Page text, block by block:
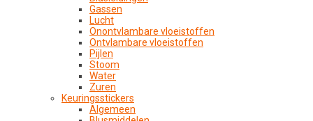
Gassen
Lucht
Onontvlambare vloeistoffen
Ontvlambare vloeistoffen
Pijlen
Stoom
Water
Zuren
Keuringsstickers
Algemeen